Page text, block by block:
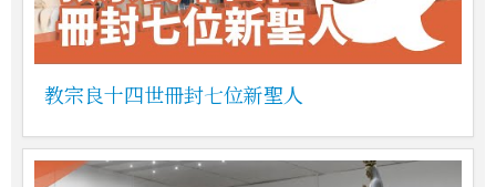
教宗良十四世冊封七位新聖人